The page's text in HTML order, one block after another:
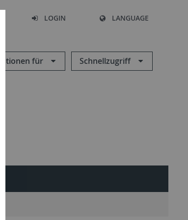
LOGIN LANGUAGE
für Schnellzugriff